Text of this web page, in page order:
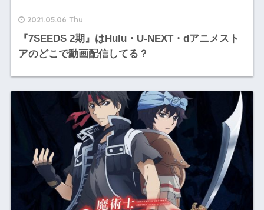
2021.05.06 Thu
『7SEEDS 2期』はHulu・U-NEXT・dアニメスト
アのどこで動画配信してる？